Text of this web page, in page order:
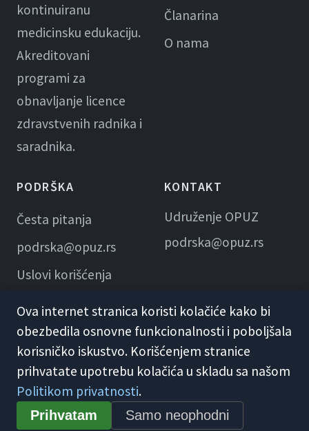
kontinuiranu
medicinsku edukaciju.
Akreditovani
programi za
obnavljanje licence
zdravstvenih radnika i
saradnika.
Članarina
O nama
PODRŠKA
Česta pitanja
podrska@opuz.rs
Uslovi korišćenja
KONTAKT
Udruženje OPUZ
podrska@opuz.rs
© 2026 KME Opuz · Udruženje OPUZ
Opšti uslovi korišćenja
Ova internet stranica koristi kolačiće kako bi
obezbedila osnovne funkcionalnosti i poboljšala
korisničko iskustvo. Korišćenjem stranice
prihvatate upotrebu kolačića u skladu sa našom
Politikom privatnosti.
Prihvatam Samo neophodni